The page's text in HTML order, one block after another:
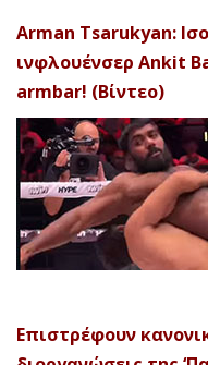
Arman Tsarukyan:
ινφλουένσερ Ankit
armbar! (Βίντεο)
Επιστρέφουν